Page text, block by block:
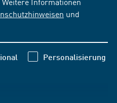
und
Personalisierung